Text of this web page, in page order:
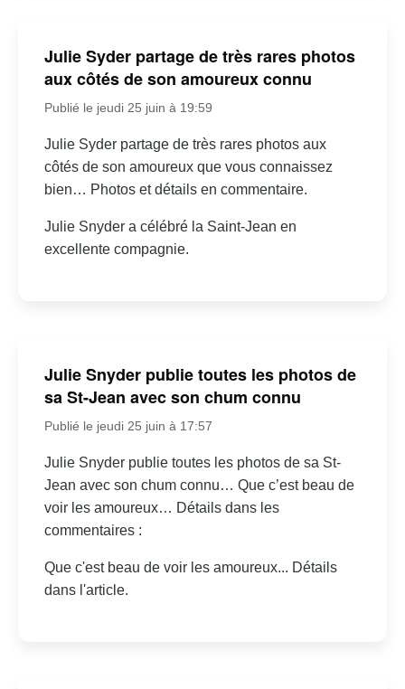
Julie Syder partage de très rares photos
aux côtés de son amoureux connu
Publié le jeudi 25 juin à 19:59
Julie Syder partage de très rares photos aux
côtés de son amoureux que vous connaissez
bien… Photos et détails en commentaire.
Julie Snyder a célébré la Saint-Jean en
excellente compagnie.
Julie Snyder publie toutes les photos de
sa St-Jean avec son chum connu
Publié le jeudi 25 juin à 17:57
Julie Snyder publie toutes les photos de sa St-
Jean avec son chum connu… Que c’est beau de
voir les amoureux… Détails dans les
commentaires :
Que c'est beau de voir les amoureux... Détails
dans l'article.